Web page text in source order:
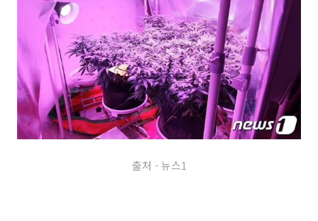
출처 - 뉴스1